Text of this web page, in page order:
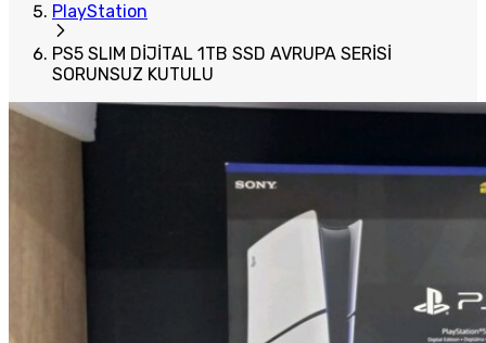
PlayStation
PS5 SLIM DİJİTAL 1TB SSD AVRUPA SERİSİ
SORUNSUZ KUTULU